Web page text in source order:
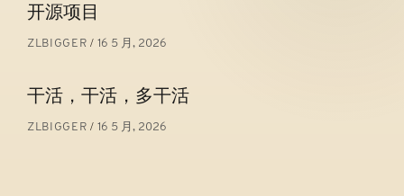
导
航
开源项目
ZLBIGGER 16 5 月, 2026
干活，干活，多干活
ZLBIGGER 16 5 月, 2026